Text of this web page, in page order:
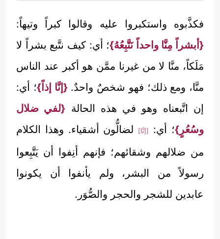
فكذَّبوه واستكبروا عليه وقالوا كبراً وتيهاً:
{أبشراً مِنَّا واحداً نَتَّبِعُهُ}؛ أي: كيف نتَّبع بشراً لا
مَلَكاً، منَّا لا من غيرنا ممَّن هو أكبر عند الناس
منَّا، ومع ذلك؛ فهو شخصٌ واحدٌ. {إنَّا إذاً}؛ أي:
إن اتَّبعناه وهو في هذه الحالة {لفي ضلال
وسُعُرٍ}؛ أي: [إنَّا]
لضالُّون أشقياء. وهذا الكلام
من ضلالهم وشقائهم؛ فإنهم أنِفوا أن يَتَّبِعوا
رسولاً من البشر، ولم يأنفوا أن يكونوا
عابدين للشجر والحجر والصُّوَر.